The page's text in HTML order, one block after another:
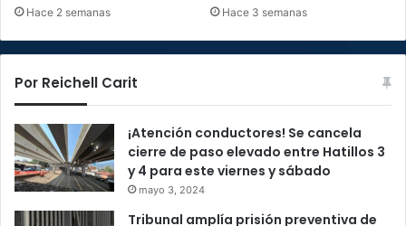
Hace 2 semanas Hace 3 semanas
Por Reichell Carit
¡Atención conductores! Se cancela
cierre de paso elevado entre Hatillos 3
y 4 para este viernes y sábado
mayo 3, 2024
Tribunal amplía prisión preventiva de